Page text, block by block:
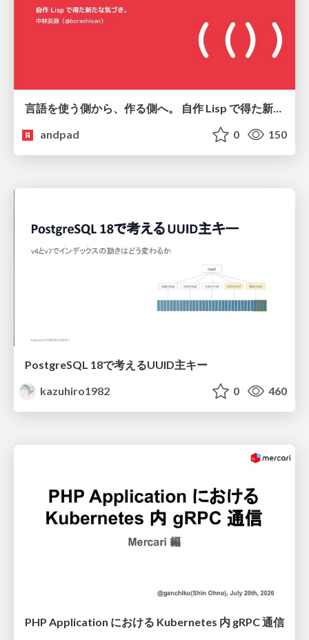
andpad
0 150
PostgreSQL 18で考えるUUID主キー
kazuhiro1982
0 460
PHP Application における Kubernetes 内 gRPC 通信